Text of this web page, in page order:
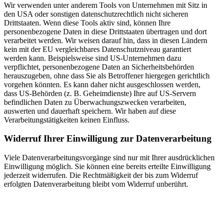
Wir verwenden unter anderem Tools von Unternehmen mit Sitz in
den USA oder sonstigen datenschutzrechtlich nicht sicheren
Drittstaaten. Wenn diese Tools aktiv sind, können Ihre
personenbezogene Daten in diese Drittstaaten übertragen und dort
verarbeitet werden. Wir weisen darauf hin, dass in diesen Ländern
kein mit der EU vergleichbares Datenschutzniveau garantiert
werden kann. Beispielsweise sind US-Unternehmen dazu
verpflichtet, personenbezogene Daten an Sicherheitsbehörden
herauszugeben, ohne dass Sie als Betroffener hiergegen gerichtlich
vorgehen könnten. Es kann daher nicht ausgeschlossen werden,
dass US-Behörden (z. B. Geheimdienste) Ihre auf US-Servern
befindlichen Daten zu Überwachungszwecken verarbeiten,
auswerten und dauerhaft speichern. Wir haben auf diese
Verarbeitungstätigkeiten keinen Einfluss.
Widerruf Ihrer Einwilligung zur Datenverarbeitung
Viele Datenverarbeitungsvorgänge sind nur mit Ihrer ausdrücklichen
Einwilligung möglich. Sie können eine bereits erteilte Einwilligung
jederzeit widerrufen. Die Rechtmäßigkeit der bis zum Widerruf
erfolgten Datenverarbeitung bleibt vom Widerruf unberührt.